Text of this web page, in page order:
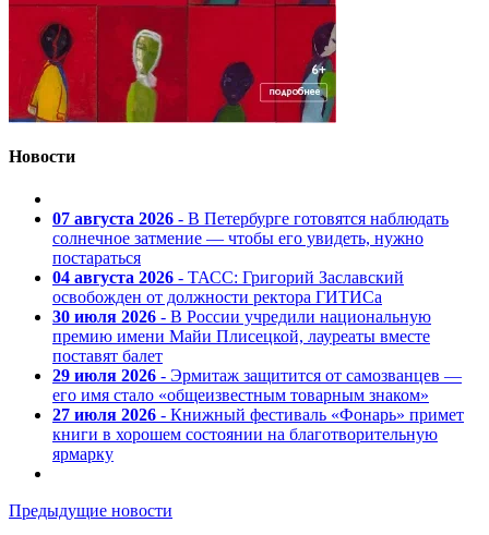
Новости
07 августа 2026 - В Петербурге готовятся наблюдать
солнечное затмение — чтобы его увидеть, нужно
постараться
04 августа 2026 - ТАСС: Григорий Заславский
освобожден от должности ректора ГИТИСа
30 июля 2026 - В России учредили национальную
премию имени Майи Плисецкой, лауреаты вместе
поставят балет
29 июля 2026 - Эрмитаж защитится от самозванцев —
его имя стало «общеизвестным товарным знаком»
27 июля 2026 - Книжный фестиваль «Фонарь» примет
книги в хорошем состоянии на благотворительную
ярмарку
Предыдущие новости